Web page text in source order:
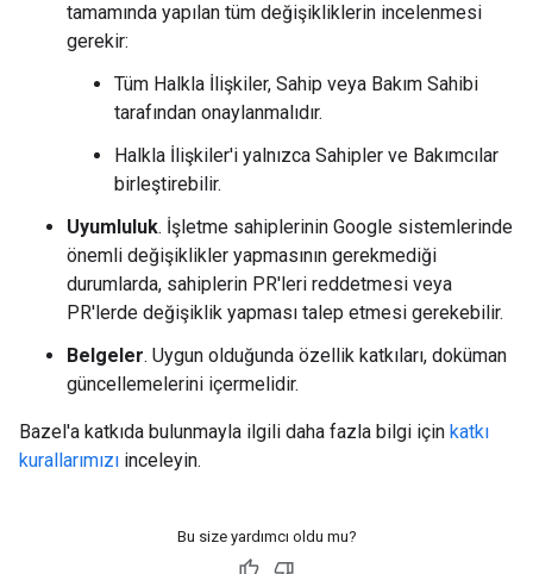
tamamında yapılan tüm değişikliklerin incelenmesi
gerekir:
Tüm Halkla İlişkiler, Sahip veya Bakım Sahibi
tarafından onaylanmalıdır.
Halkla İlişkiler'i yalnızca Sahipler ve Bakımcılar
birleştirebilir.
Uyumluluk. İşletme sahiplerinin Google sistemlerinde
önemli değişiklikler yapmasının gerekmediği
durumlarda, sahiplerin PR'leri reddetmesi veya
PR'lerde değişiklik yapması talep etmesi gerekebilir.
Belgeler. Uygun olduğunda özellik katkıları, doküman
güncellemelerini içermelidir.
Bazel'a katkıda bulunmayla ilgili daha fazla bilgi için katkı
kurallarımızı inceleyin.
Bu size yardımcı oldu mu?